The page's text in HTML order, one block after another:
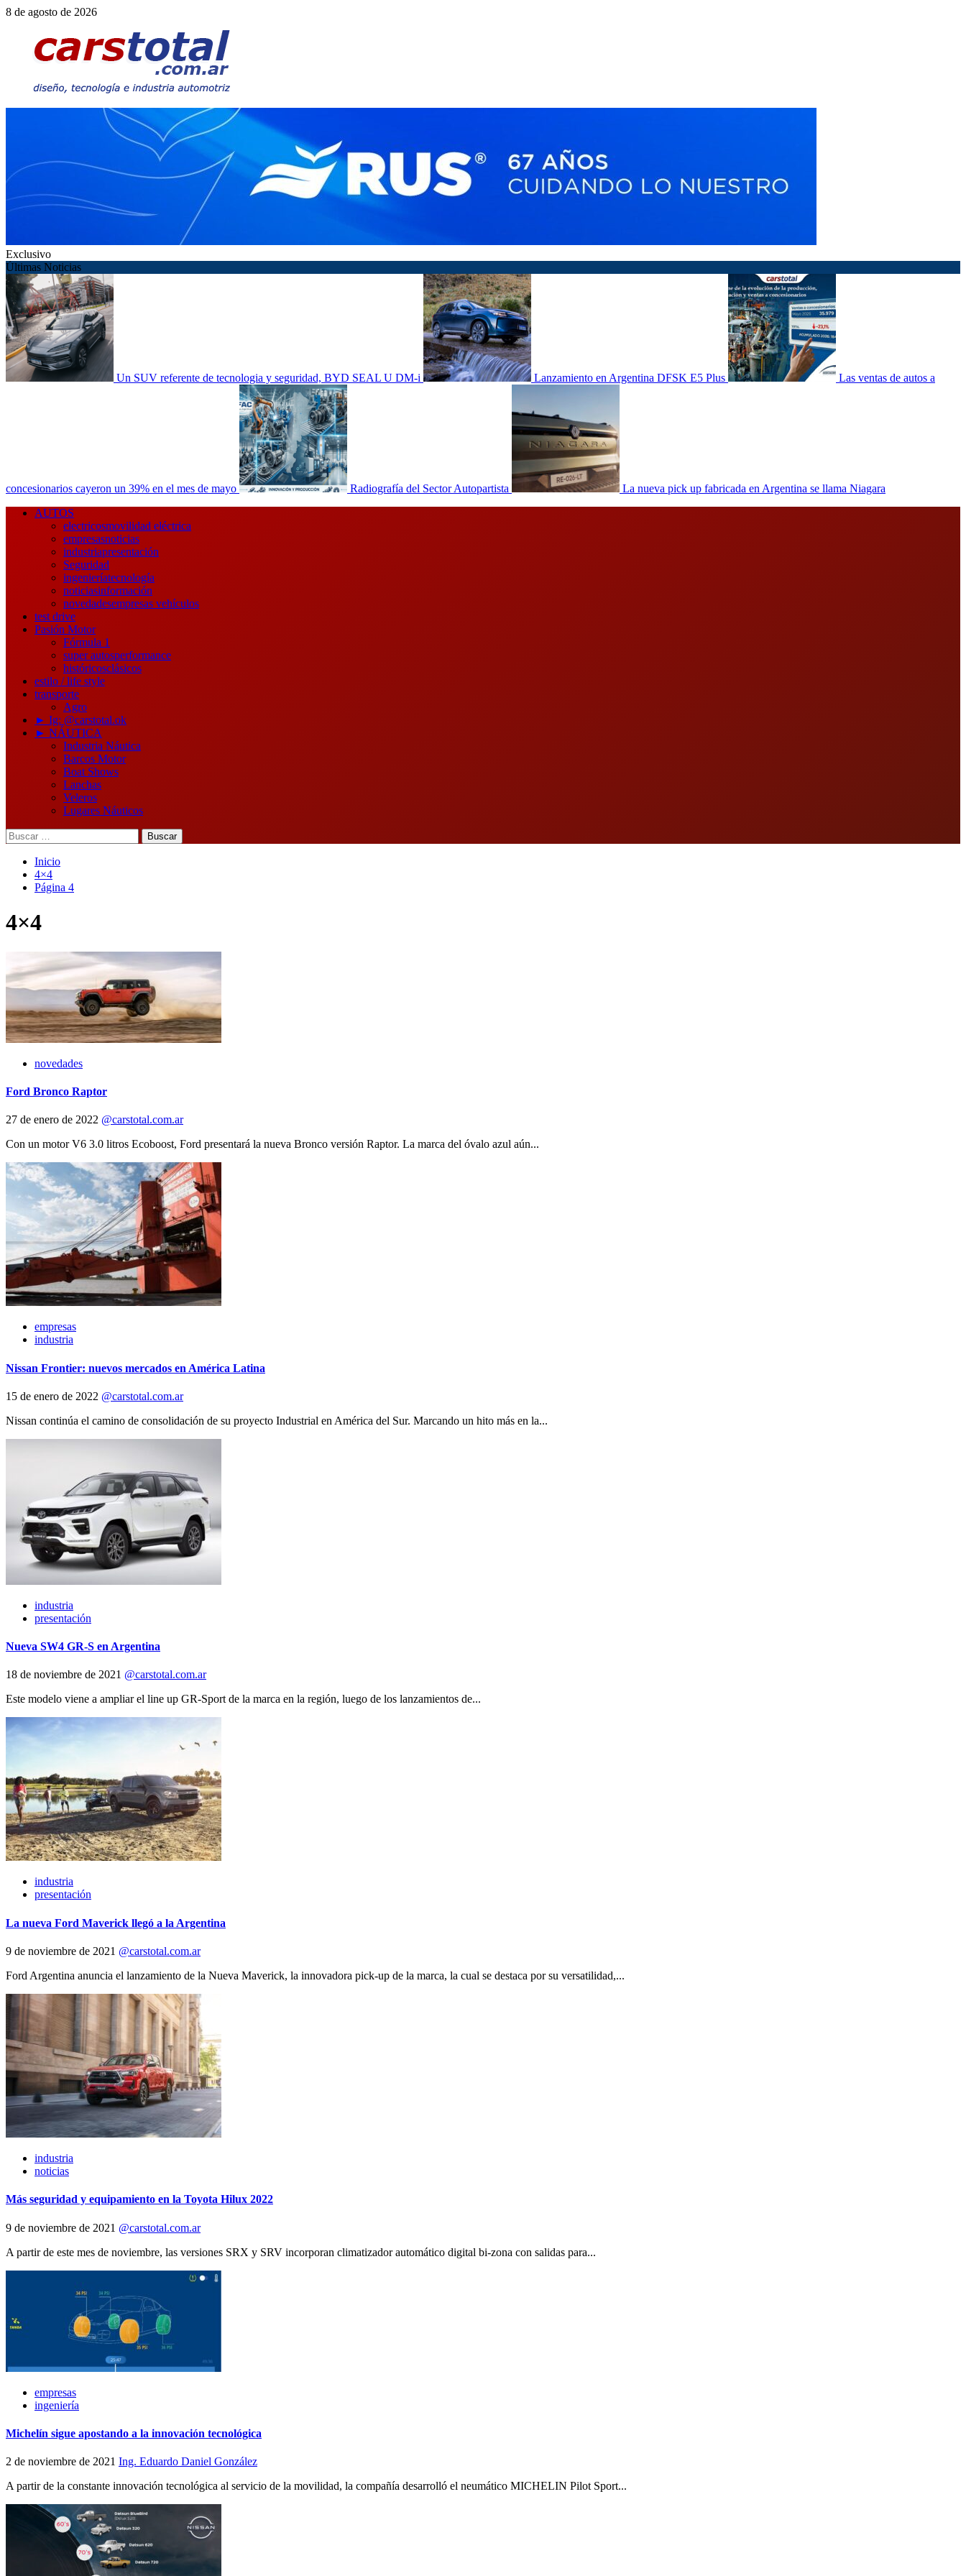
Saltar
contenido
8 de agosto de 2026
Exclusivo
Últimas Noticias
Un SUV referente de tecnologia y seguridad, BYD SEAL U DM-i Lanzamiento en Argentina DFSK E5 Plus Las ventas de autos a
concesionarios cayeron un 39% en el mes de mayo Radiografía del Sector Autopartista
La nueva pick up fabricada en Argentina se llama Niagara
Menú
AUTOS
electricosmovilidad eléctrica
empresasnoticias
industriapresentación
Seguridad
ingenieríatecnología
noticiasinformación
novedadesempresas vehículos
test drive
Pasión Motor
Fórmula 1
super autosperformance
históricosclásicos
estilo / life style
transporte
Agro
► Ig: @carstotal.ok
► NÁUTICA
Industria Náutica
Barcos Motor
Boat Shows
Lanchas
Veleros
Lugares Náuticos
Buscar:
Inicio
4×4
Página 4
4×4
novedades
Ford Bronco Raptor
27 de enero de 2022 @carstotal.com.ar
Con un motor V6 3.0 litros Ecoboost, Ford presentará la nueva Bronco versión Raptor. La marca del óvalo azul aún...
empresas
industria
Nissan Frontier: nuevos mercados en América Latina
15 de enero de 2022 @carstotal.com.ar
Nissan continúa el camino de consolidación de su proyecto Industrial en América del Sur. Marcando un hito más en la...
industria
presentación
Nueva SW4 GR-S en Argentina
18 de noviembre de 2021 @carstotal.com.ar
Este modelo viene a ampliar el line up GR-Sport de la marca en la región, luego de los lanzamientos de...
industria
presentación
La nueva Ford Maverick llegó a la Argentina
9 de noviembre de 2021 @carstotal.com.ar
Ford Argentina anuncia el lanzamiento de la Nueva Maverick, la innovadora pick-up de la marca, la cual se destaca por su versatilidad,...
industria
noticias
Más seguridad y equipamiento en la Toyota Hilux 2022
9 de noviembre de 2021 @carstotal.com.ar
A partir de este mes de noviembre, las versiones SRX y SRV incorporan climatizador automático digital bi-zona con salidas para...
empresas
ingeniería
Michelín sigue apostando a la innovación tecnológica
2 de noviembre de 2021 Ing. Eduardo Daniel González
A partir de la constante innovación tecnológica al servicio de la movilidad, la compañía desarrolló el neumático MICHELIN Pilot Sport...